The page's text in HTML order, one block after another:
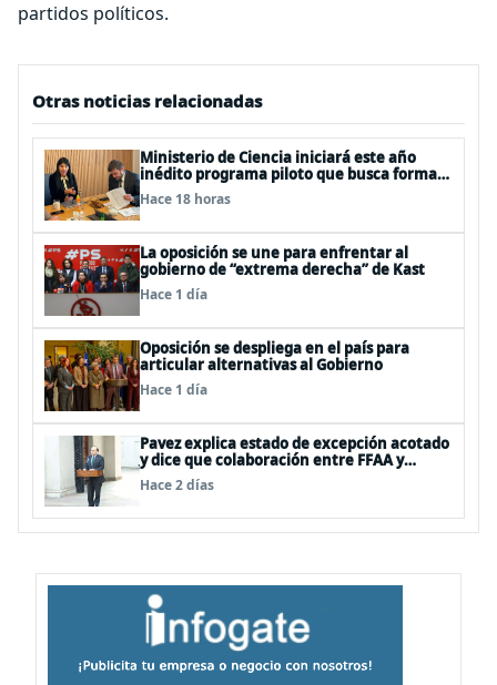
partidos políticos.
Otras noticias relacionadas
Ministerio de Ciencia iniciará este año
inédito programa piloto que busca formar
estudiantes de enseñanza media en
ciberseguridad
Hace 18 horas
La oposición se une para enfrentar al
gobierno de “extrema derecha” de Kast
Hace 1 día
Oposición se despliega en el país para
articular alternativas al Gobierno
Hace 1 día
Pavez explica estado de excepción acotado
y dice que colaboración entre FFAA y
policías, “es algo del todo pertinente
analizar”
Hace 2 días